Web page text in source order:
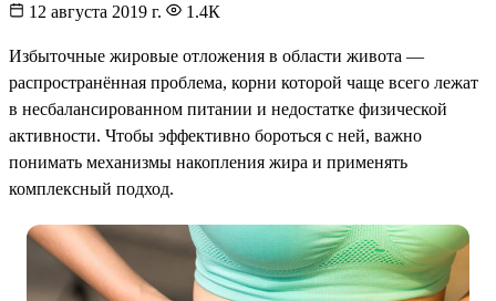
12 августа 2019 г. 1.4К
Избыточные жировые отложения в области живота —
распространённая проблема, корни которой чаще всего лежат
в несбалансированном питании и недостатке физической
активности. Чтобы эффективно бороться с ней, важно
понимать механизмы накопления жира и применять
комплексный подход.